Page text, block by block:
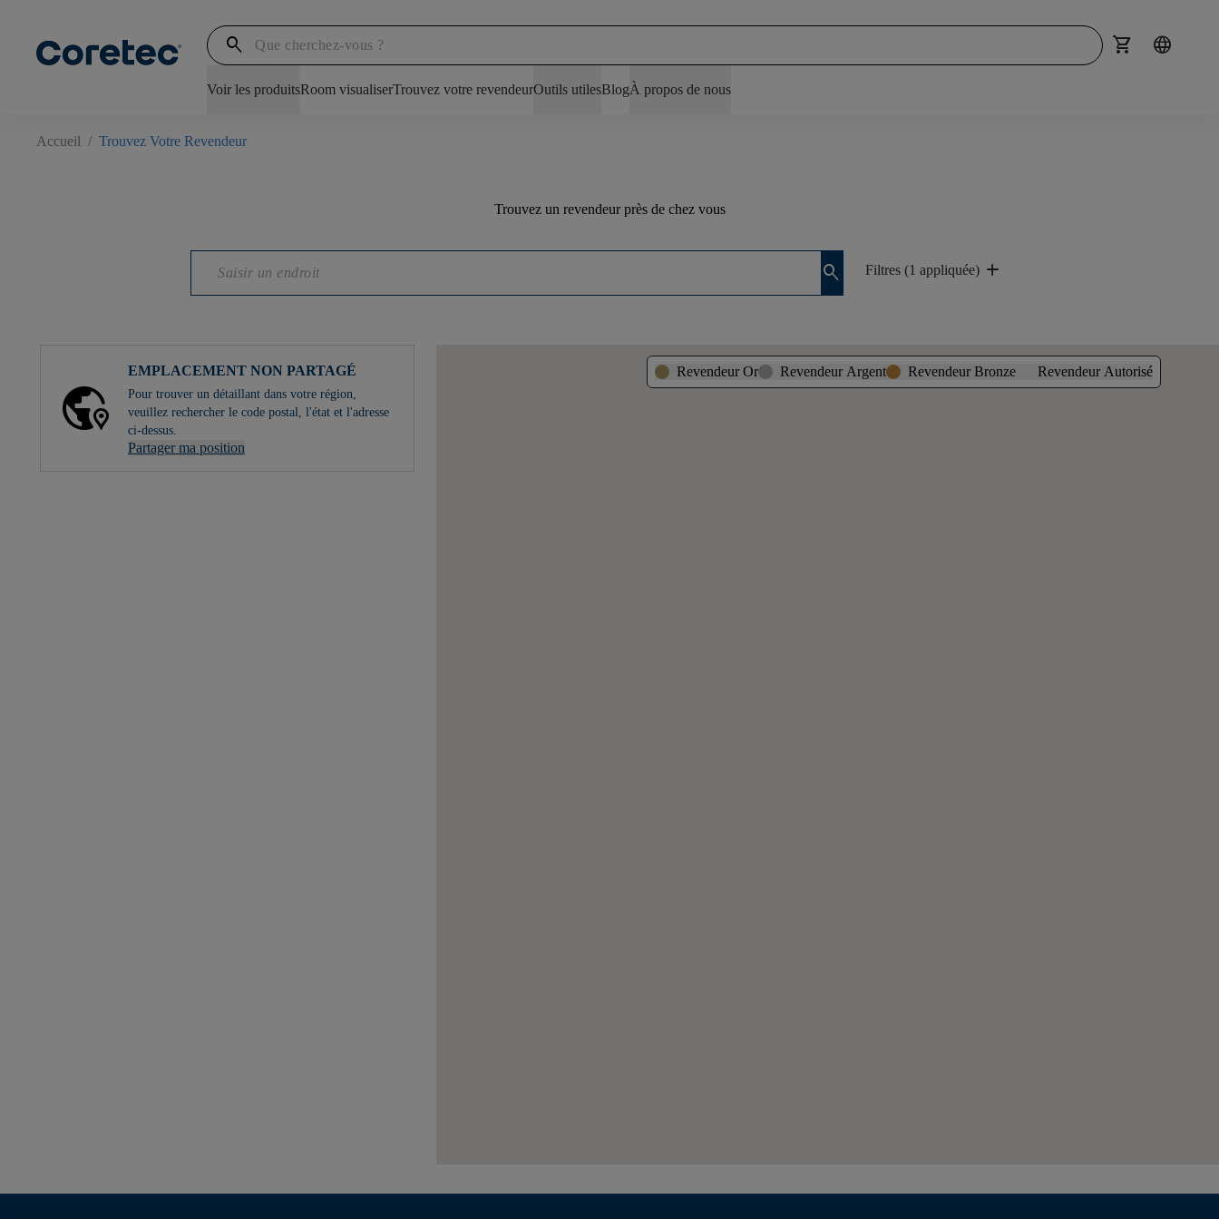
search shopping_cart language
Voir les produitsRoom visualiserTrouvez votre revendeurOutils utilesBlogÀ propos de nous
Accueil / Trouvez Votre Revendeur
Trouvez un revendeur près de chez vous
search Filtres (1 appliquée) add
EMPLACEMENT NON PARTAGÉ
Pour trouver un détaillant dans votre région,
veuillez rechercher le code postal, l'état et l'adresse
ci-dessus.
Partager ma position
Revendeur Or Revendeur Argent Revendeur Bronze Revendeur Autorisé